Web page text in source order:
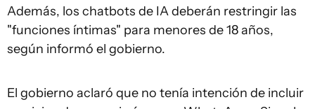
Además, los chatbots de IA deberán restringir las
"funciones íntimas" para menores de 18 años,
según informó el gobierno.
El gobierno aclaró que no tenía intención de incluir